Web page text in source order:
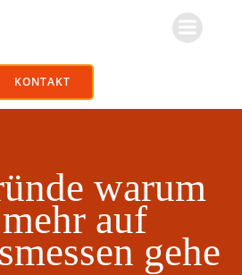
KONTAKT
warum
auf
gehe